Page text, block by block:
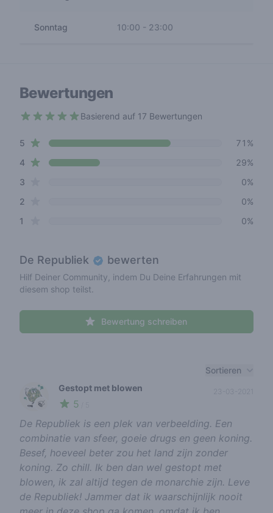
Sonntag 10:00 - 23:00
Bewertungen
Basierend auf 17 Bewertungen
Review data
5 star reviews
71%
4star reviews
29%
3
0%
2
0%
1
0%
De Republiek bewerten
Hilf Deiner Community, indem Du Deine Erfahrungen mit
diesem shop teilst.
Bewertung schreiben
Sortieren
🍃
Gestopt met blowen
5
23-03-2021
De Republiek is een plek van verbeelding. Een
combinatie van sfeer, goeie drugs en geen koning.
Besef, hoeveel beter zou het land zijn zonder
koning. Zo chill. Ik ben dan wel gestopt met
blowen, ik zal altijd tegen de monarchie zijn. Leve
de Republiek! Jammer dat ik waarschijnlijk nooit